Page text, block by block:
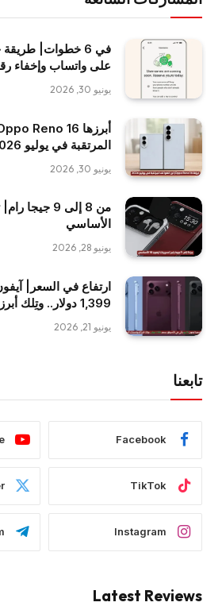
في 6 خطوات|
على واتساب وإخفاء
يونيو 30, 2026
المرتقبة في يوليو 2026
يونيو 30, 2026
الأساسي
يونيو 28, 2026
1,399 دولار.. وتِلك أبرز المواصفات المتوقعة
يونيو 21, 2026
تابعنا
Facebook
TikTok
Instagram
Latest Reviews